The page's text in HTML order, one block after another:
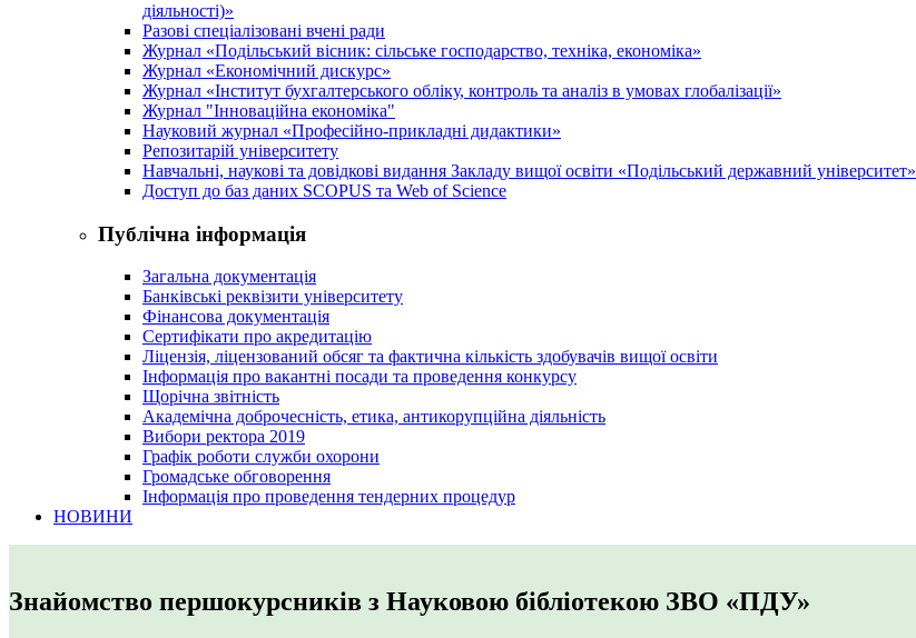
діяльності)»
Разові спеціалізовані вчені ради
Журнал «Подільський вісник: сільське господарство, техніка, економіка»
Журнал «Економічний дискурс»
Журнал «Інститут бухгалтерського обліку, контроль та аналіз в умовах глобалізації»
Журнал "Інноваційна економіка"
Науковий журнал «Професійно-прикладні дидактики»
Репозитарій університету
Навчальні, наукові та довідкові видання Закладу вищої освіти «Подільський державний університет»
Доступ до баз даних SCOPUS та Web of Science
Публічна інформація
Загальна документація
Банківські реквізити університету
Фінансова документація
Сертифікати про акредитацію
Ліцензія, ліцензований обсяг та фактична кількість здобувачів вищої освіти
Інформація про вакантні посади та проведення конкурсу
Щорічна звітність
Академічна доброчесність, етика, антикорупційна діяльність
Вибори ректора 2019
Графік роботи служби охорони
Громадське обговорення
Інформація про проведення тендерних процедур
НОВИНИ
Знайомство першокурсників з Науковою бібліотекою ЗВО «ПДУ»